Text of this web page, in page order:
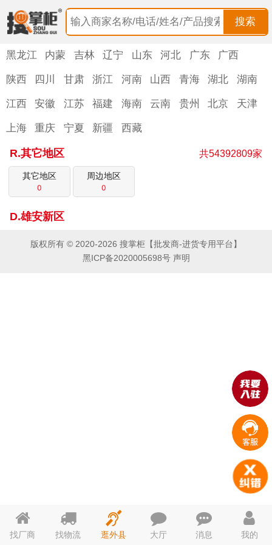
搜索
黑龙江 内蒙 吉林 辽宁 山东 河北 广东
广西
陕西
四川 甘肃 浙江 河南 山西 青海 湖北
湖南
江西
安徽 江苏 福建 海南 云南 贵州 北京
天津
上海
重庆 宁夏 新疆 西藏
共54392809家
R.其它地区
其它地区
0
周边地区
0
D.雄安新区
版权所有 © 2020-2026 搜掌柜【批发商-进货专用平台】
黑ICP备2020005698号 声明
找厂商 找物流 逛外县 大厅 消息 我的